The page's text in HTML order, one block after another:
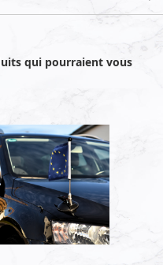
qui pourraient vous